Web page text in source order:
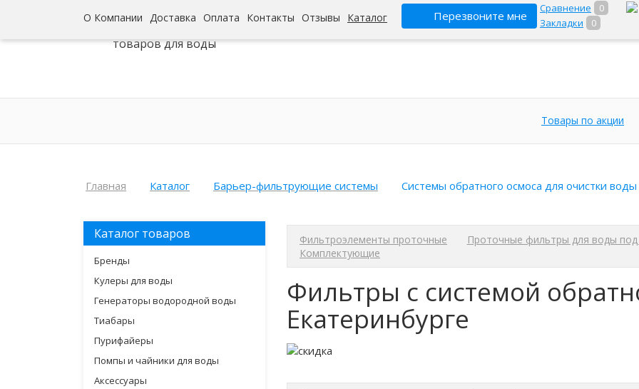
О Компании Доставка Оплата Контакты Отзывы Каталог Перезвоните мне
Сравнение
0
Закладки
0
Интернет-гипермаркет
товаров для воды
Товары по акции
Главная Каталог Барьер-фильтрующие системы Системы обратного осмоса для очистки воды
Каталог товаров
Бренды
Кулеры для воды
Генераторы водородной воды
Тиабары
Пурифайеры
Помпы и чайники для воды
Аксессуары
Фильтроэлементы проточные Проточные фильтры для воды
Комплектующие
Фильтры с системой
Екатеринбурге